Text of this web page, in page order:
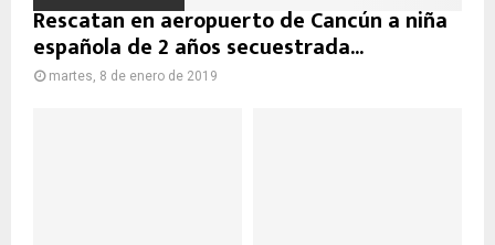
Rescatan en aeropuerto de Cancún a niña
española de 2 años secuestrada...
martes, 8 de enero de 2019